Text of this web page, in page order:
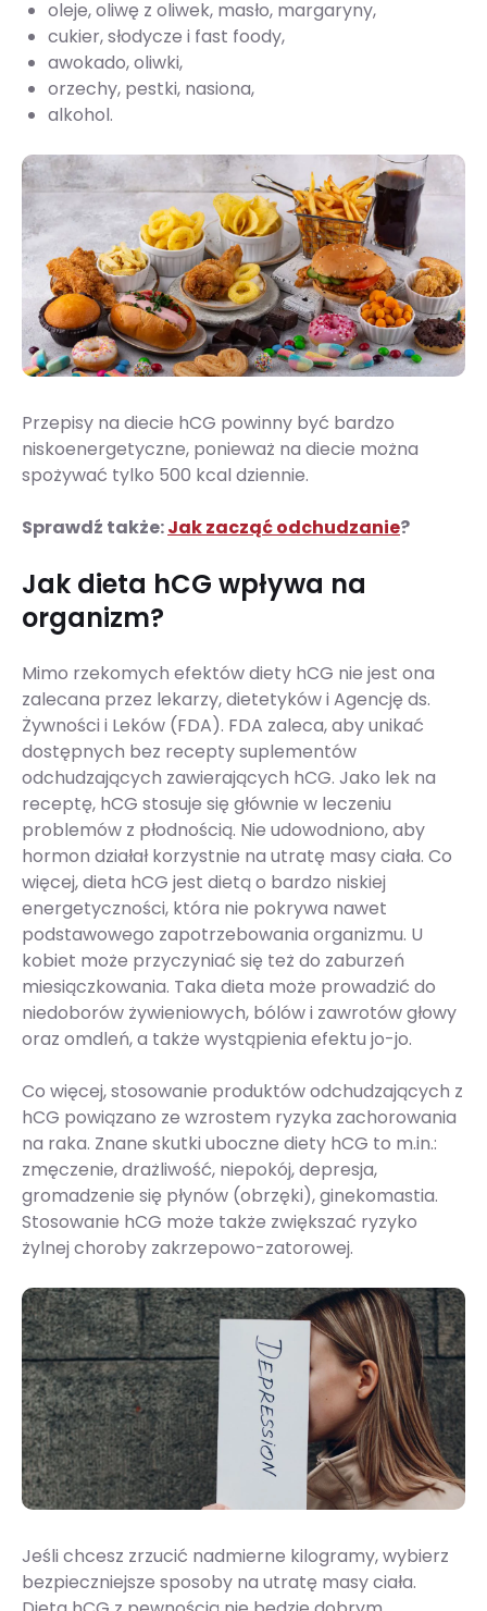
oleje, oliwę z oliwek, masło, margaryny,
cukier, słodycze i fast foody,
awokado, oliwki,
orzechy, pestki, nasiona,
alkohol.
Przepisy na diecie hCG powinny być bardzo
niskoenergetyczne, ponieważ na diecie można
spożywać tylko 500 kcal dziennie.
Sprawdź także:Jak zacząć odchudzanie?
Jak dieta hCG wpływa na
organizm?
Mimo rzekomych efektów diety hCG nie jest ona
zalecana przez lekarzy, dietetyków i Agencję ds.
Żywności i Leków (FDA). FDA zaleca, aby unikać
dostępnych bez recepty suplementów
odchudzających zawierających hCG. Jako lek na
receptę, hCG stosuje się głównie w leczeniu
problemów z płodnością. Nie udowodniono, aby
hormon działał korzystnie na utratę masy ciała. Co
więcej, dieta hCG jest dietą o bardzo niskiej
energetyczności, która nie pokrywa nawet
podstawowego zapotrzebowania organizmu. U
kobiet może przyczyniać się też do zaburzeń
miesiączkowania. Taka dieta może prowadzić do
niedoborów żywieniowych, bólów i zawrotów głowy
oraz omdleń, a także wystąpienia efektu jo-jo.
Co więcej, stosowanie produktów odchudzających z
hCG powiązano ze wzrostem ryzyka zachorowania
na raka. Znane skutki uboczne diety hCG to m.in.:
zmęczenie, drażliwość, niepokój, depresja,
gromadzenie się płynów (obrzęki), ginekomastia.
Stosowanie hCG może także zwiększać ryzyko
żylnej choroby zakrzepowo-zatorowej.
Jeśli chcesz zrzucić nadmierne kilogramy, wybierz
bezpieczniejsze sposoby na utratę masy ciała.